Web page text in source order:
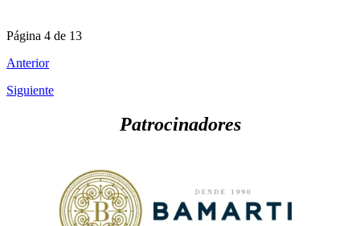
Página 4 de 13
Anterior
Siguiente
Patrocinadores